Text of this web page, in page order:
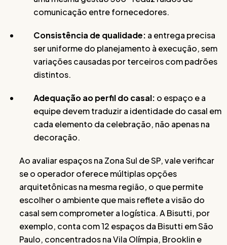
comunicação entre fornecedores.
Consistência de qualidade: a entrega precisa
ser uniforme do planejamento à execução, sem
variações causadas por terceiros com padrões
distintos.
Adequação ao perfil do casal: o espaço e a
equipe devem traduzir a identidade do casal em
cada elemento da celebração, não apenas na
decoração.
Ao avaliar espaços na Zona Sul de SP, vale verificar
se o operador oferece múltiplas opções
arquitetônicas na mesma região, o que permite
escolher o ambiente que mais reflete a visão do
casal sem comprometer a logística. A Bisutti, por
exemplo, conta com 12 espaços da Bisutti em São
Paulo, concentrados na Vila Olímpia, Brooklin e